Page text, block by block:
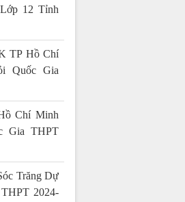
12 Tỉnh
TP Hồ Chí
Quốc Gia
Chí Minh
Gia THPT
Trăng Dự
2024-